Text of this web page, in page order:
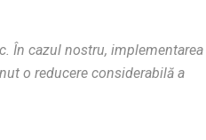
În cazul nostru, implementarea
o reducere considerabilă a